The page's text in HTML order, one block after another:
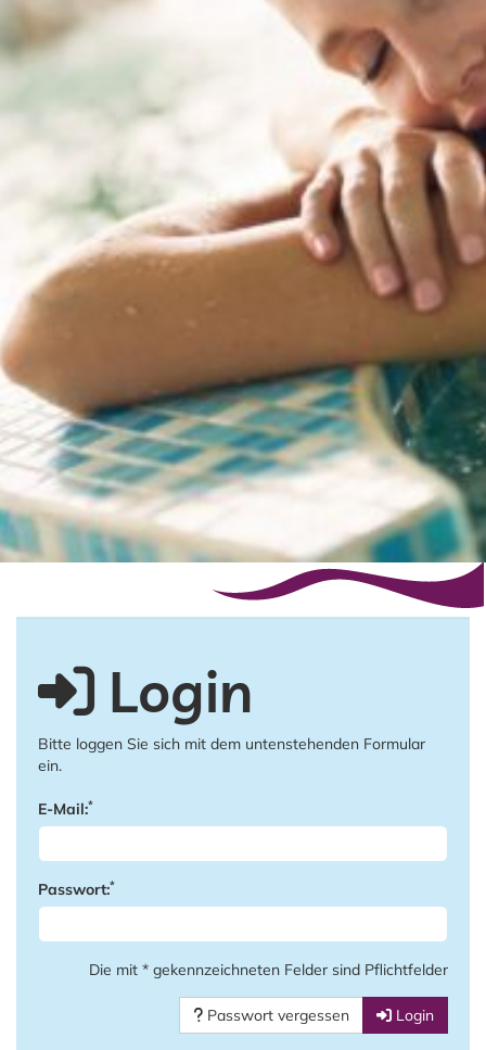
Login
Bitte loggen Sie sich mit dem untenstehenden Formular
ein.
E-Mail:*
Passwort:*
Die mit * gekennzeichneten Felder sind Pflichtfelder
Passwort vergessen Login